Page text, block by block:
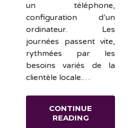
un téléphone,
configuration d’un
ordinateur. Les
journées passent vite,
rythmées par les
besoins variés de la
clientèle locale.…
CONTINUE
READING